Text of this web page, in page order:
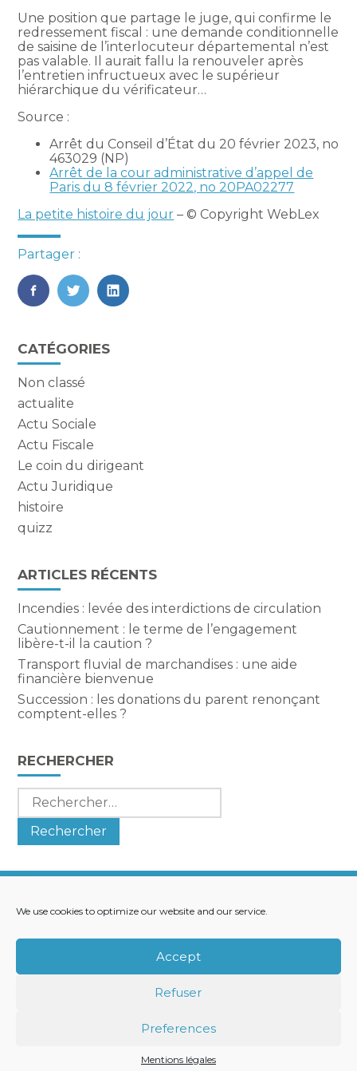
We use cookies to optimize our website and our service.
Accept
Refuser
Preferences
Mentions légales
Une position que partage le juge, qui confirme le
redressement fiscal : une demande conditionnelle
de saisine de l’interlocuteur départemental n’est
pas valable. Il aurait fallu la renouveler après
l’entretien infructueux avec le supérieur
hiérarchique du vérificateur…
Source :
Arrêt du Conseil d’État du 20 février 2023, no
463029 (NP)
Arrêt de la cour administrative d’appel de
Paris du 8 février 2022, no 20PA02277
La petite histoire du jour – © Copyright WebLex
Partager :
FaceBook
TwitterLinkedIn
Blog
sidebar
CATÉGORIES
Non classé
actualite
Actu Sociale
Actu Fiscale
Le coin du dirigeant
Actu Juridique
histoire
quizz
ARTICLES RÉCENTS
Incendies : levée des interdictions de circulation
Cautionnement : le terme de l’engagement
libère-t-il la caution ?
Transport fluvial de marchandises : une aide
financière bienvenue
Succession : les donations du parent renonçant
comptent-elles ?
RECHERCHER
Rechercher :
Principale
NOS SOLUTIONS
RECRUTEMENT
CONTACT
MENTIONS LÉGALES
CONCEPTION ET RÉALISATION CLASSE 7